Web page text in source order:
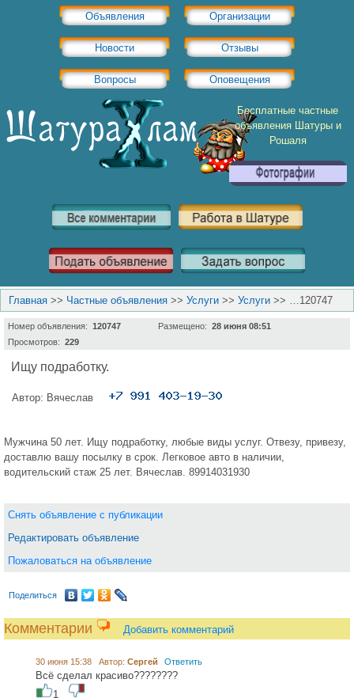
Объявления Организации
Новости Отзывы
Вопросы Оповещения
Бесплатные частные
объявления Шатуры и
Рошаля
Главная >> Частные объявления >> Услуги >> Услуги >> …120747
Номер объявления: 120747 Размещено: 28 июня 08:51
Просмотров: 229
Ищу подработку.
Автор: Вячеслав
Мужчина 50 лет. Ищу подработку, любые виды услуг. Отвезу, привезу,
доставлю вашу посылку в срок. Легковое авто в наличии,
водительский стаж 25 лет. Вячеслав. 89914031930
Снять объявление с публикации
Редактировать объявление
Пожаловаться на объявление
Поделиться
Комментарии Добавить комментарий
30 июня 15:38 Автор: Сергей Ответить
Всё сделал красиво????????
1